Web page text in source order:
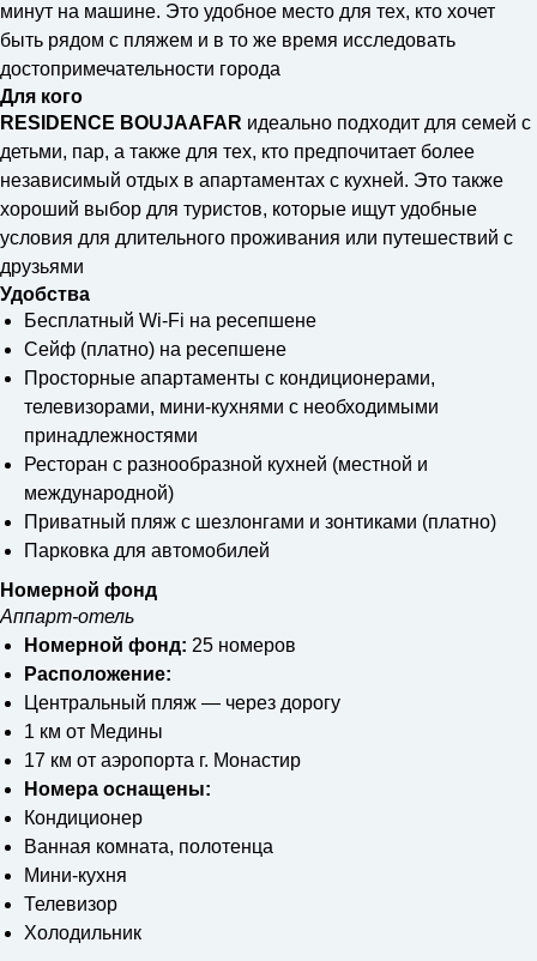
минут на машине. Это удобное место для тех, кто хочет
быть рядом с пляжем и в то же время исследовать
достопримечательности города
Для кого
RESIDENCE BOUJAAFAR идеально подходит для семей с
детьми, пар, а также для тех, кто предпочитает более
независимый отдых в апартаментах с кухней. Это также
хороший выбор для туристов, которые ищут удобные
условия для длительного проживания или путешествий с
друзьями
Удобства
Бесплатный Wi-Fi на реcепшене
Сейф (платно) на реcепшене
Просторные апартаменты с кондиционерами,
телевизорами, мини-кухнями с необходимыми
принадлежностями
Ресторан с разнообразной кухней (местной и
международной)
Приватный пляж с шезлонгами и зонтиками (платно)
Парковка для автомобилей
Номерной фонд
Аппарт-отель
Номерной фонд: 25 номеров
Расположение:
Центральный пляж — через дорогу
1 км от Медины
17 км от аэропорта г. Монастир
Номера оснащены:
Кондиционер
Ванная комната, полотенца
Мини-кухня
Телевизор
Холодильник